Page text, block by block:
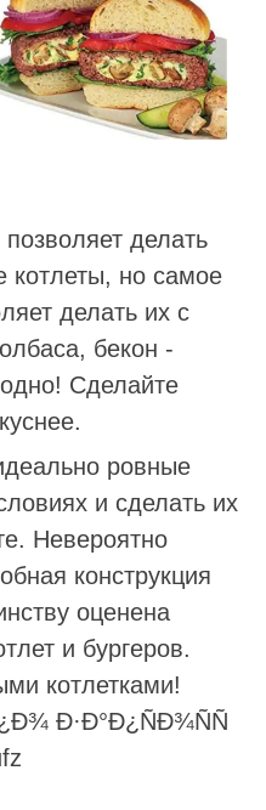
делать
котлеты, но самое
делать их с
бекон -
Сделайте
ровные
и сделать их
Невероятно
конструкция
оценена
и бургеров.
котлетками!